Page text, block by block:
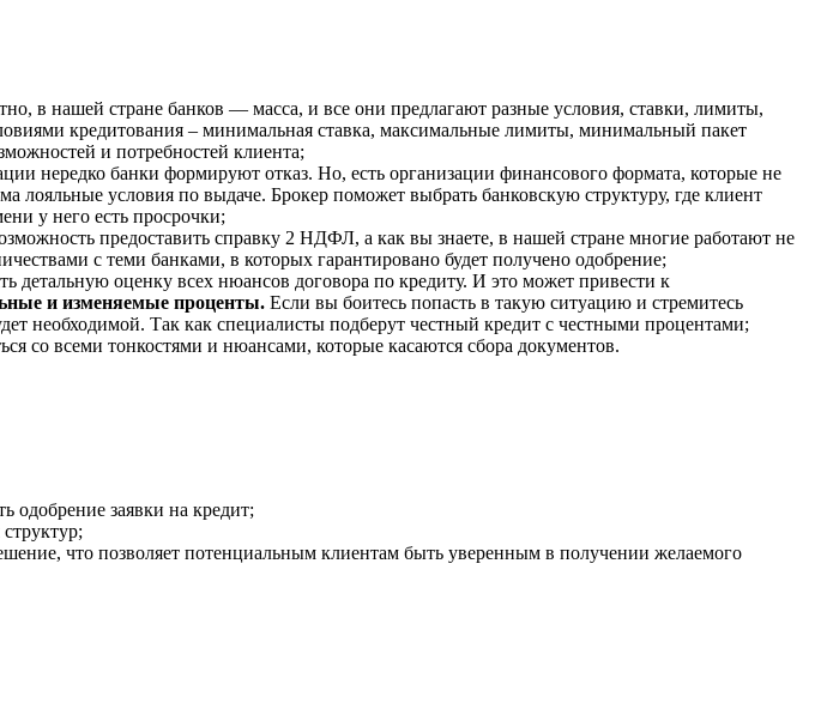
в нашей стране банков — масса, и все они предлагают разные условия, ставки, лимиты,
кредитования – минимальная ставка, максимальные лимиты, минимальный пакет
и потребностей клиента;
нередко банки формируют отказ. Но, есть организации финансового формата, которые не
условия по выдаче. Брокер поможет выбрать банковскую структуру, где клиент
у него есть просрочки;
предоставить справку 2 НДФЛ, а как вы знаете, в нашей стране многие работают не
с теми банками, в которых гарантировано будет получено одобрение;
детальную оценку всех нюансов договора по кредиту. И это может привести к
и изменяемые проценты. Если вы боитесь попасть в такую ситуацию и стремитесь
необходимой. Так как специалисты подберут честный кредит с честными процентами;
со всеми тонкостями и нюансами, которые касаются сбора документов.
одобрение заявки на кредит;
что позволяет потенциальным клиентам быть уверенным в получении желаемого